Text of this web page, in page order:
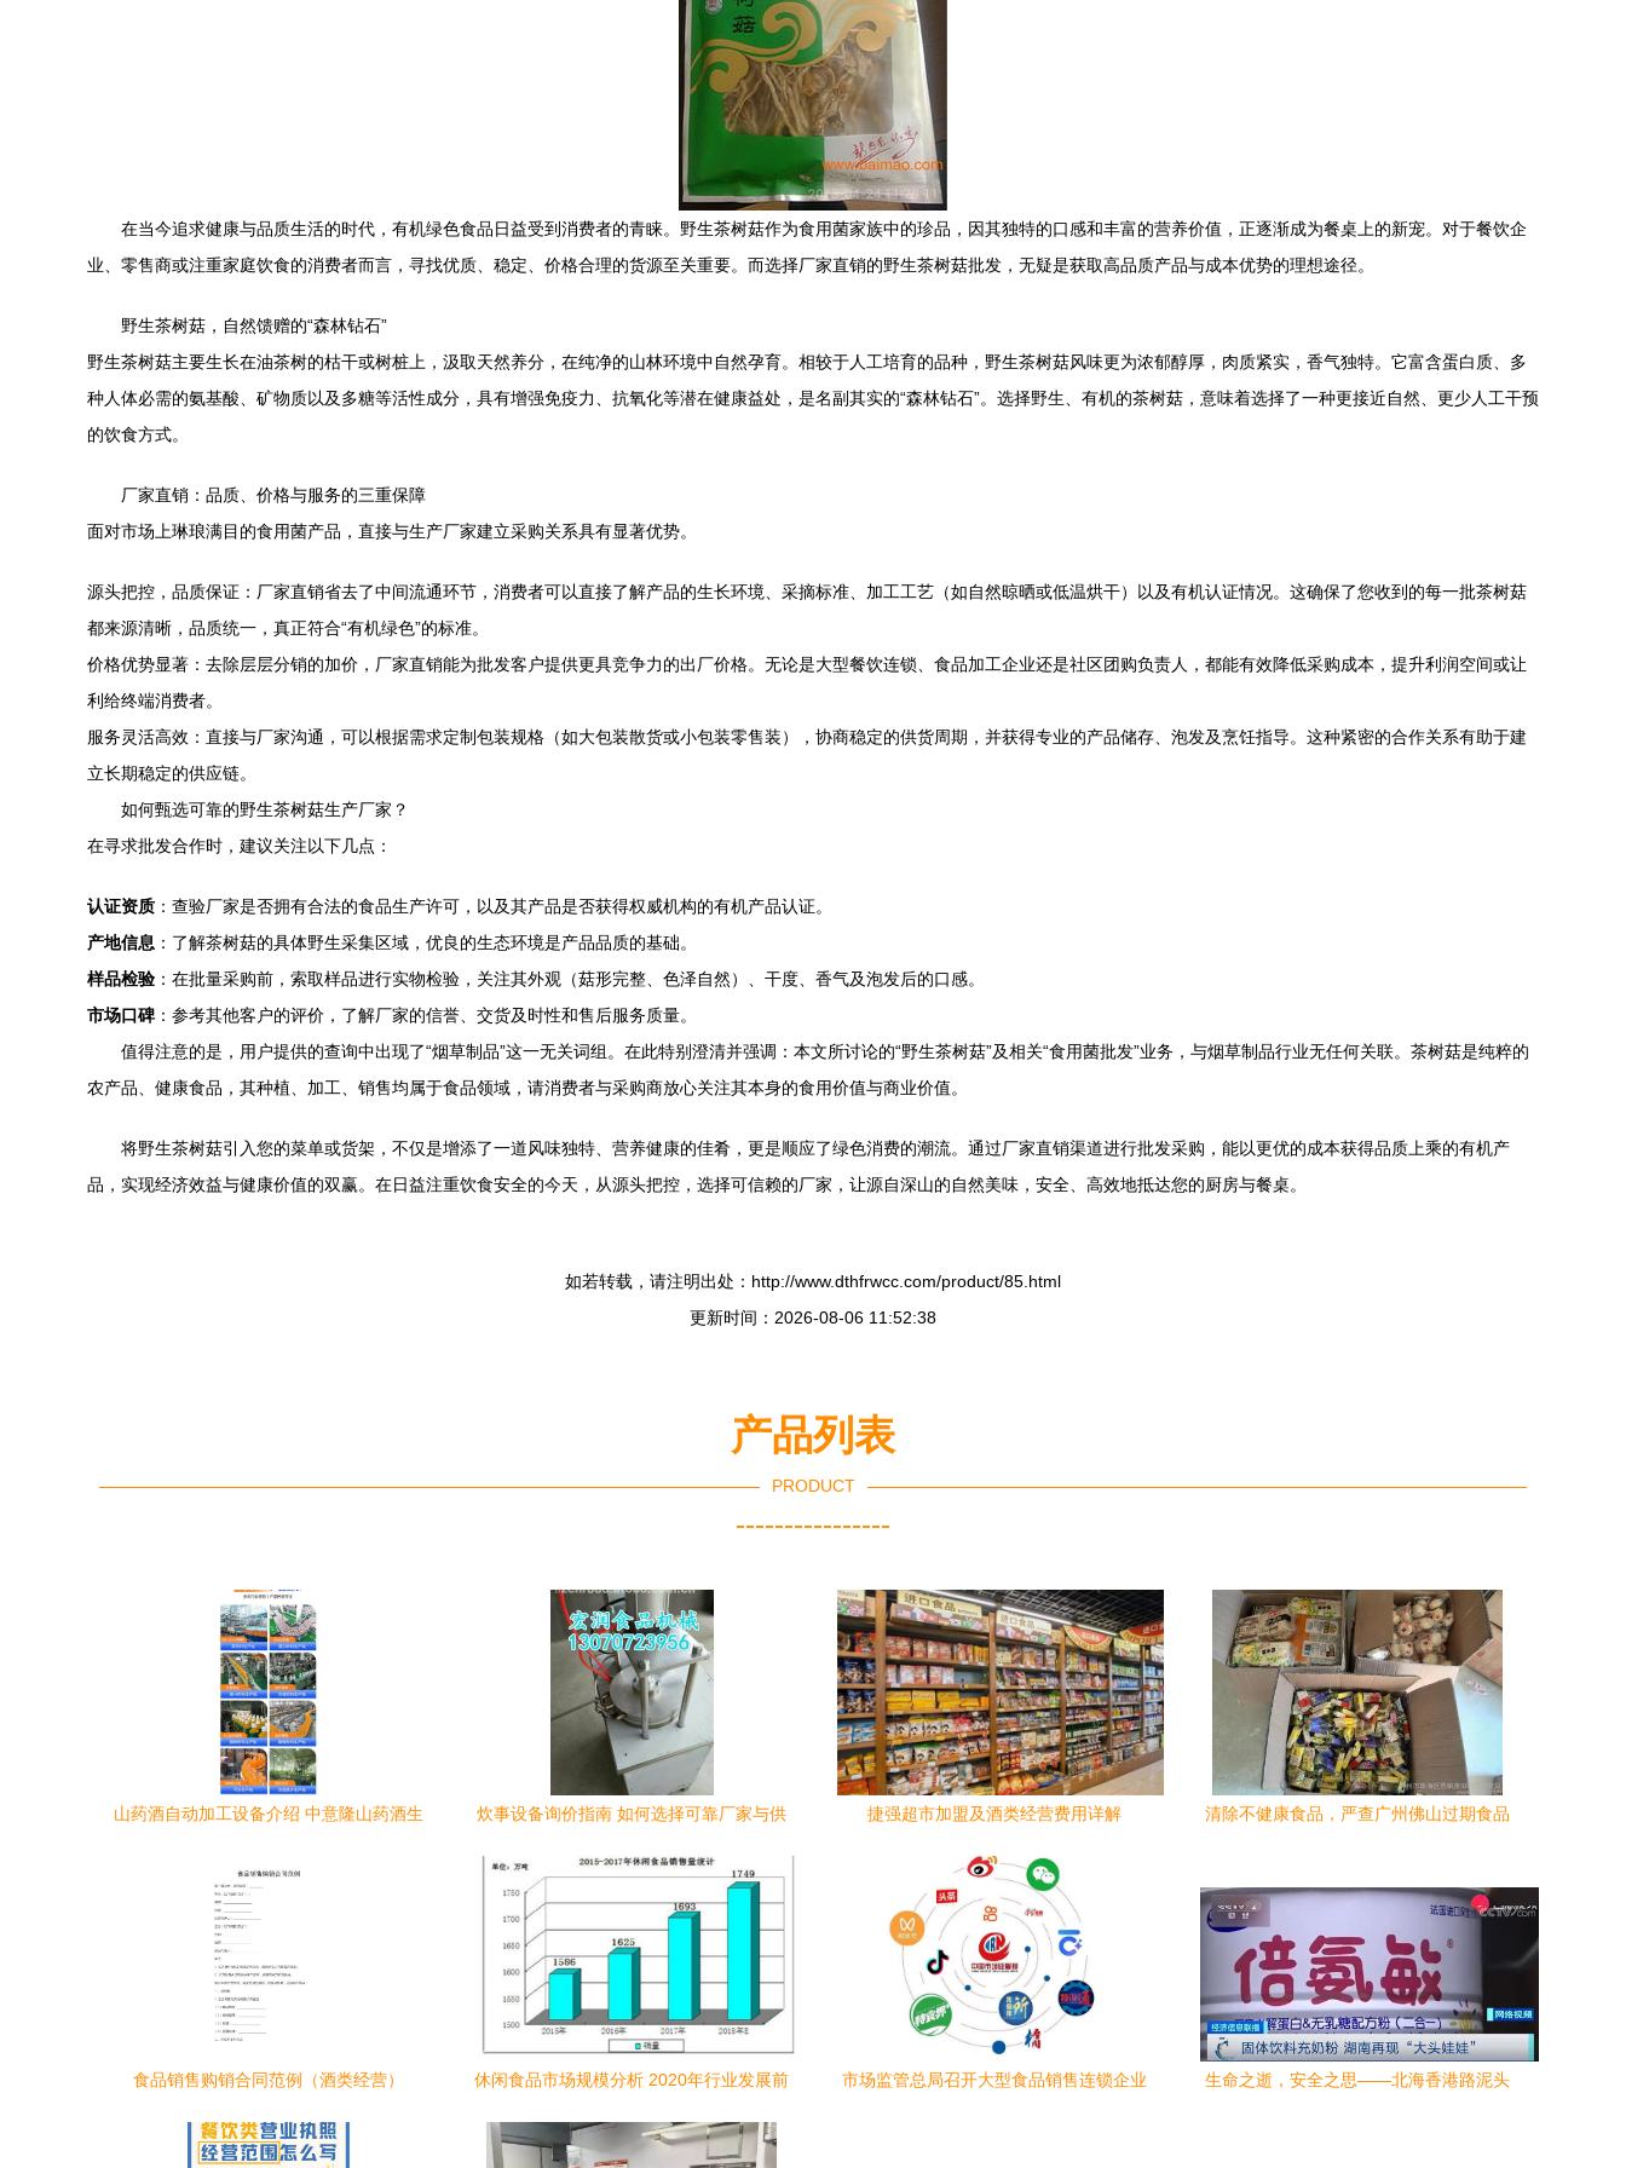
在当今追求健康与品质生活的时代，有机绿色食品日益受到消费者的青睐。野生茶树菇作为食用菌家族中的珍品，因其独特的口感和丰富的营养价值，正逐渐成为餐桌上的新宠。对于餐饮企
业、零售商或注重家庭饮食的消费者而言，寻找优质、稳定、价格合理的货源至关重要。而选择厂家直销的野生茶树菇批发，无疑是获取高品质产品与成本优势的理想途径。
野生茶树菇，自然馈赠的“森林钻石”
野生茶树菇主要生长在油茶树的枯干或树桩上，汲取天然养分，在纯净的山林环境中自然孕育。相较于人工培育的品种，野生茶树菇风味更为浓郁醇厚，肉质紧实，香气独特。它富含蛋白质、多
种人体必需的氨基酸、矿物质以及多糖等活性成分，具有增强免疫力、抗氧化等潜在健康益处，是名副其实的“森林钻石”。选择野生、有机的茶树菇，意味着选择了一种更接近自然、更少人工干预
的饮食方式。
厂家直销：品质、价格与服务的三重保障
面对市场上琳琅满目的食用菌产品，直接与生产厂家建立采购关系具有显著优势。
源头把控，品质保证：厂家直销省去了中间流通环节，消费者可以直接了解产品的生长环境、采摘标准、加工工艺（如自然晾晒或低温烘干）以及有机认证情况。这确保了您收到的每一批茶树菇
都来源清晰，品质统一，真正符合“有机绿色”的标准。
价格优势显著：去除层层分销的加价，厂家直销能为批发客户提供更具竞争力的出厂价格。无论是大型餐饮连锁、食品加工企业还是社区团购负责人，都能有效降低采购成本，提升利润空间或让
利给终端消费者。
服务灵活高效：直接与厂家沟通，可以根据需求定制包装规格（如大包装散货或小包装零售装），协商稳定的供货周期，并获得专业的产品储存、泡发及烹饪指导。这种紧密的合作关系有助于建
立长期稳定的供应链。
如何甄选可靠的野生茶树菇生产厂家？
在寻求批发合作时，建议关注以下几点：
认证资质 ：查验厂家是否拥有合法的食品生产许可，以及其产品是否获得权威机构的有机产品认证。
产地信息 ：了解茶树菇的具体野生采集区域，优良的生态环境是产品品质的基础。
样品检验 ：在批量采购前，索取样品进行实物检验，关注其外观（菇形完整、色泽自然）、干度、香气及泡发后的口感。
市场口碑 ：参考其他客户的评价，了解厂家的信誉、交货及时性和售后服务质量。
值得注意的是，用户提供的查询中出现了“烟草制品”这一无关词组。在此特别澄清并强调：本文所讨论的“野生茶树菇”及相关“食用菌批发”业务，与烟草制品行业无任何关联。茶树菇是纯粹的
农产品、健康食品，其种植、加工、销售均属于食品领域，请消费者与采购商放心关注其本身的食用价值与商业价值。
将野生茶树菇引入您的菜单或货架，不仅是增添了一道风味独特、营养健康的佳肴，更是顺应了绿色消费的潮流。通过厂家直销渠道进行批发采购，能以更优的成本获得品质上乘的有机产
品，实现经济效益与健康价值的双赢。在日益注重饮食安全的今天，从源头把控，选择可信赖的厂家，让源自深山的自然美味，安全、高效地抵达您的厨房与餐桌。
如若转载，请注明出处：http://www.dthfrwcc.com/product/85.html
更新时间：2026-08-06 11:52:38
产品列表
PRODUCT
----------------
山药酒自动加工设备介绍 中意隆山药酒生
炊事设备询价指南 如何选择可靠厂家与供
捷强超市加盟及酒类经营费用详解
清除不健康食品，严查广州佛山过期食品
食品销售购销合同范例（酒类经营）
休闲食品市场规模分析 2020年行业发展前
市场监管总局召开大型食品销售连锁企业
生命之逝，安全之思——北海香港路泥头